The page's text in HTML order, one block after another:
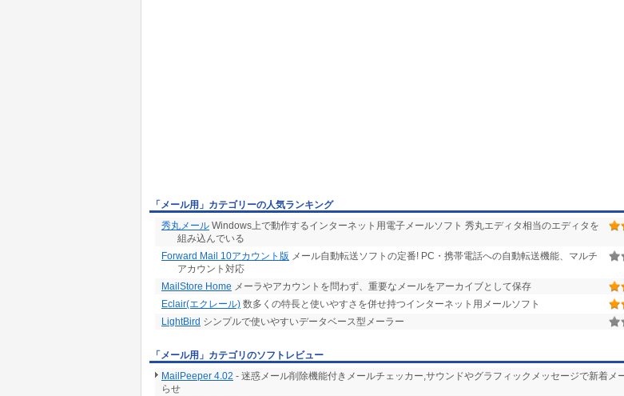
「メール用」カテゴリーの人気ランキング
秀丸メール Windows上で動作するインターネット用電子メールソフト 秀丸エディタ相当のエディタを
組み込んでいる
Forward Mail 10アカウント版 メール自動転送ソフトの定番! PC・携帯電話への自動転送機能、マルチ
アカウント対応
MailStore Home メーラやアカウントを問わず、重要なメールをアーカイブとして保存
Eclair(エクレール) 数多くの特長と使いやすさを併せ持つインターネット用メールソフト
LightBird シンプルで使いやすいデータベース型メーラー
「メール用」カテゴリのソフトレビュー
MailPeeper 4.02 - 迷惑メール削除機能付きメールチェッカー,サウンドやグラフィックメッセージで新着メ
らせ